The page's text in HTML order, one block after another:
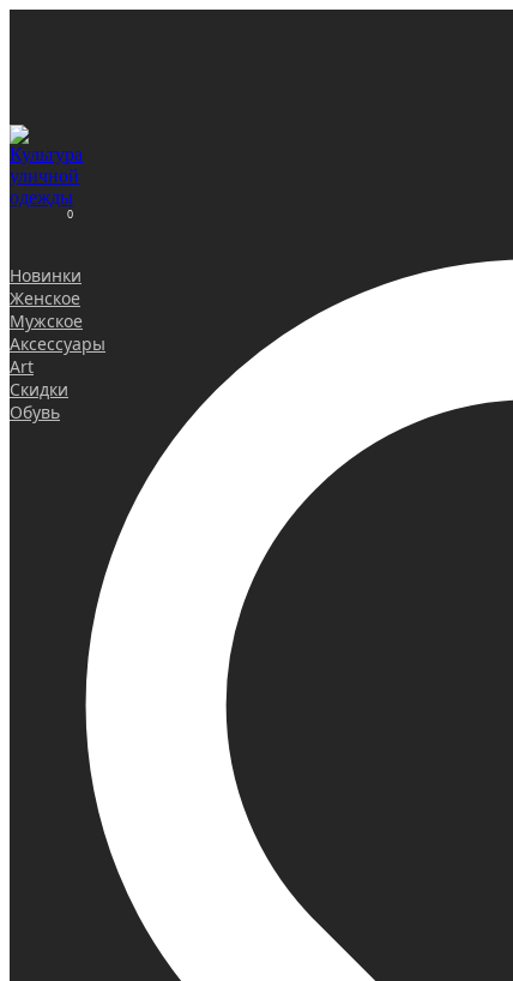
0
Новинки
Женское
Мужское
Аксессуары
Art
Скидки
Обувь